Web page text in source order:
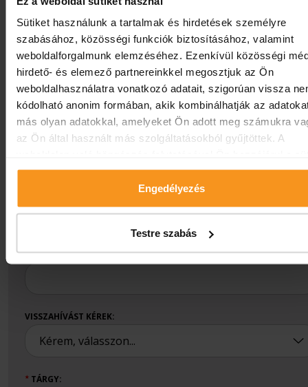
Sütiket használunk a tartalmak és hirdetések személyre
szabásához, közösségi funkciók biztosításához, valamint
weboldalforgalmunk elemzéséhez. Ezenkívül közösségi
hirdető- és elemező partnereinkkel megosztjuk az Ön
weboldalhasználatra vonatkozó adatait, szigorúan vissza
kódolható anonim formában, akik kombinálhatják az
más olyan adatokkal, amelyeket Ön adott meg számukra
az Ön által használt más szolgáltatásokból gyűjtöttek. A
használatához.
Engedélyezés
Testre szabás
Amennyiben kérdése van, kérjük, töltse ki az
alábbi űrlapot és szakorvosunk visszahívja.
A csillaggal jelölt mezők kitöltése kötelező
★NÉV:
★TELEFONSZÁM:
VISSZAHÍVÁST KÉREK:
★ TÁRGY: